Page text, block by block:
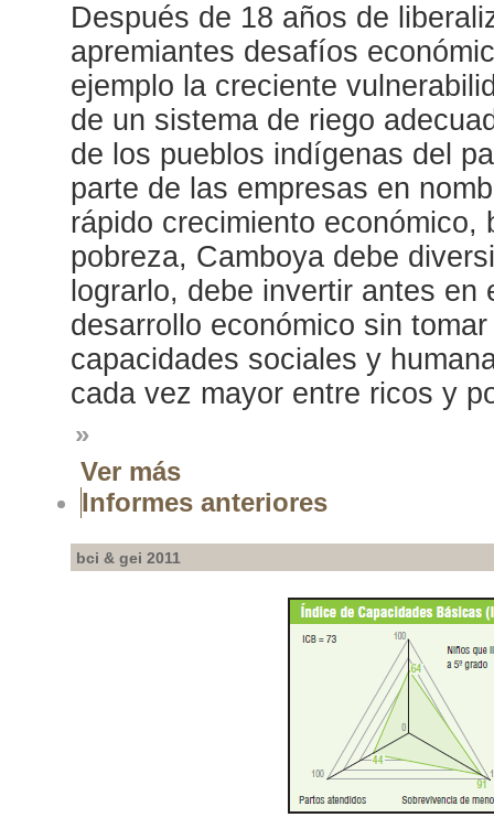
Después de 18 años de
apremiantes desafíos
ejemplo la creciente
de un sistema de riego
de los pueblos indígenas del
parte de las empresas en
rápido crecimiento
pobreza, Camboya debe
lograrlo, debe invertir antes
desarrollo económico sin
capacidades sociales y
cada vez mayor entre ricos y
»
Ver más
Informes anteriores
bci & gei 2011